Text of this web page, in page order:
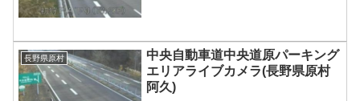
長野県原村
中央自動車道中央道原パーキング
エリアライブカメラ(長野県原村
阿久)